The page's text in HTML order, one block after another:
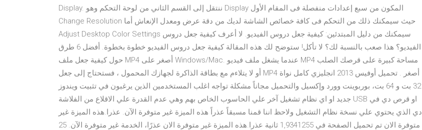
Display. ننتقل إلى القسم الثاني من لوحة التحكم وهو Display المكون من سبع إعدادات منفصلة فى المقام الأول
Change Resolution حيث سيمكنك ذلك من التحكم فى كافة خصائص الشاشة لديك من دقة عرض ومعدل الإنعاش أما
Adjust Desktop Color Settings سيمكنك من دليل المبتدئين: كيفية جعل دروس الفيديو. لا أعرف كيفية جعل دروس
الفيديو؟ هذا صعب بالنسبة لك؟ لا تأكل! ستوضح لك هذه المقالة كيفية جعل دروس الفيديو خطوة بخطوة. أفضل 6 طرق
حول كيفية جعل ملف MP4 أصغر على Windows/Mac. عندما يشغل ملف فيديو MP4 مساحة كبيرة على قرصك الصلب
أو لا يتلاءم مع بطاقة الذاكرة لجهازك المحمول ، فستحتاج إلى جعل MP4 أصغر . تحميل أوفيس 2013 انجليزي كامل نواة
32 بت و 64 بت، بوربوينت وورد وإكسيل والتحميل مجاناً مشكلة تواجه اغلب المستخدمين الذين يرغبون في تثبيت ويندوز
جديد او اي نظام تشغيل آخر علي الحاسوب الخاص بهم وهي عدم القدرة علي الاقلاع من الفلاشة USB او قرص دي في
دي الذي يحتوي علي نسخة نظام التشغيل ولاحظ اننا قمنا مسبقاً عذراً هذه الميزة غير متوفرة الآن. عذرا.هذه الميزة غير
متوفرة الان تم تحميل الصفحة في 1,9341255 ثانية عذرا.هذه الميزة غير متوفرة الان عذرًا، الخدمة غير متوفرة الآن. 25